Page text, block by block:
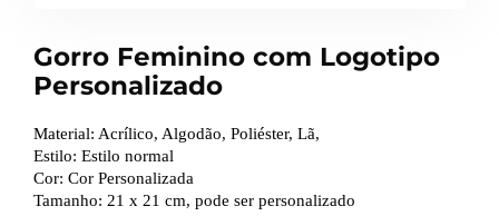
Gorro Feminino com Logotipo
Personalizado
Material: Acrílico, Algodão, Poliéster, Lã,
Estilo: Estilo normal
Cor: Cor Personalizada
Tamanho: 21 x 21 cm, pode ser personalizado